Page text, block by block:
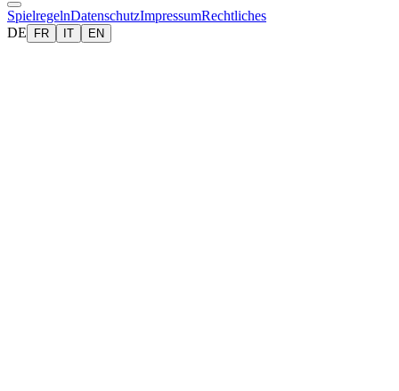
SpielregelnDatenschutzImpressumRechtliches
DE
FR IT EN